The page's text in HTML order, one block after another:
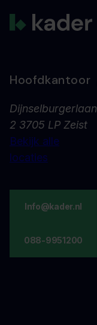
Hoofdkantoor
Dijnselburgerlaan
2 3705 LP Zeist
Bekijk alle
locaties
Info@kader.nl
088-9951200